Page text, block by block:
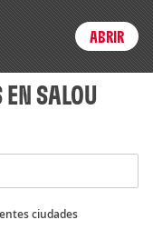
Login
SALOU
ciudades
ABRIR